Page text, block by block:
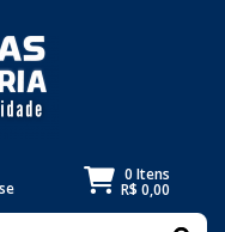
0 Itens
R$ 0,00